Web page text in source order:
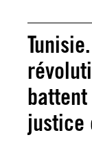
justice